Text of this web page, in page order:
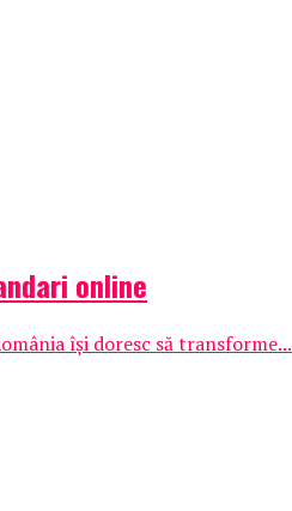
online
își doresc să transforme...